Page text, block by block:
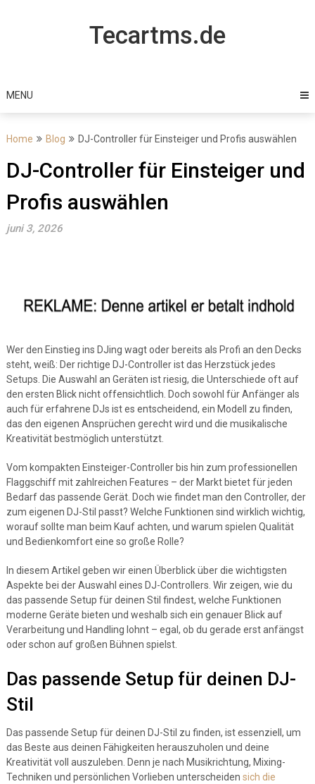
Tecartms.de
MENU
Home Blog DJ-Controller für Einsteiger und Profis auswählen
DJ-Controller für Einsteiger und
Profis auswählen
juni 3, 2026
Wer den Einstieg ins DJing wagt oder bereits als Profi an den Decks
steht, weiß: Der richtige DJ-Controller ist das Herzstück jedes
Setups. Die Auswahl an Geräten ist riesig, die Unterschiede oft auf
den ersten Blick nicht offensichtlich. Doch sowohl für Anfänger als
auch für erfahrene DJs ist es entscheidend, ein Modell zu finden,
das den eigenen Ansprüchen gerecht wird und die musikalische
Kreativität bestmöglich unterstützt.
Vom kompakten Einsteiger-Controller bis hin zum professionellen
Flaggschiff mit zahlreichen Features – der Markt bietet für jeden
Bedarf das passende Gerät. Doch wie findet man den Controller, der
zum eigenen DJ-Stil passt? Welche Funktionen sind wirklich wichtig,
worauf sollte man beim Kauf achten, und warum spielen Qualität
und Bedienkomfort eine so große Rolle?
In diesem Artikel geben wir einen Überblick über die wichtigsten
Aspekte bei der Auswahl eines DJ-Controllers. Wir zeigen, wie du
das passende Setup für deinen Stil findest, welche Funktionen
moderne Geräte bieten und weshalb sich ein genauer Blick auf
Verarbeitung und Handling lohnt – egal, ob du gerade erst anfängst
oder schon auf großen Bühnen spielst.
Das passende Setup für deinen DJ-
Stil
Das passende Setup für deinen DJ-Stil zu finden, ist essenziell, um
das Beste aus deinen Fähigkeiten herauszuholen und deine
Kreativität voll auszuleben. Denn je nach Musikrichtung, Mixing-
Techniken und persönlichen Vorlieben unterscheiden sich die